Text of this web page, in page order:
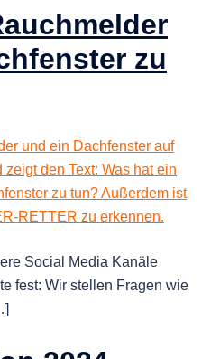
zu
Social Media Kanäle
fest: Wir stellen Fragen wie